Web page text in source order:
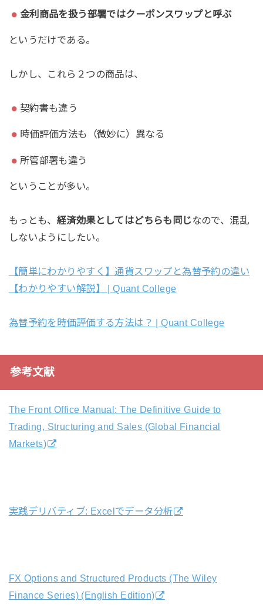
金利商品を扱う部署ではクーポンスワップと呼ぶ
というだけである。
しかし、これら２つの商品は、
契約書も違う
時価評価方法も（微妙に）異なる
所管部署も違う
ということが多い。
もっとも、 経済効果としてはどちらも同じ なので、混乱
しないようにしたい。
【簡単にわかりやすく】通貨スワップと為替予約の違い
【わかりやすい解説】 | Quant College
為替予約を時価評価する方法は？ | Quant College
参考文献
The Front Office Manual: The Definitive Guide to
Trading, Structuring and Sales (Global Financial
Markets)
実践デリバティブ: Excelでデータ分析
FX Options and Structured Products (The Wiley
Finance Series) (English Edition)